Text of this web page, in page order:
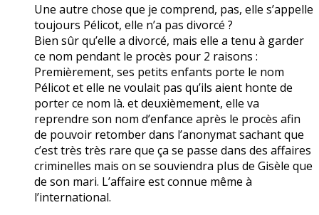
Une autre chose que je comprend, pas, elle s’appelle
toujours Pélicot, elle n’a pas divorcé ?
Bien sûr qu’elle a divorcé, mais elle a tenu à garder
ce nom pendant le procès pour 2 raisons :
Premièrement, ses petits enfants porte le nom
Pélicot et elle ne voulait pas qu’ils aient honte de
porter ce nom là. et deuxièmement, elle va
reprendre son nom d’enfance après le procès afin
de pouvoir retomber dans l’anonymat sachant que
c’est très très rare que ça se passe dans des affaires
criminelles mais on se souviendra plus de Gisèle que
de son mari. L’affaire est connue même à
l’international.